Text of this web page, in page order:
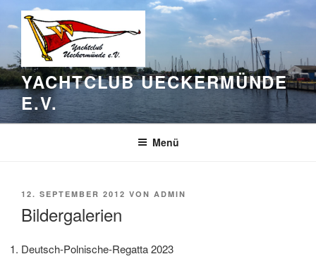
Inhalt
springen
YACHTCLUB UECKERMÜNDE
E.V.
Menü
VERÖFFENTLICHT
12. SEPTEMBER 2012 VON ADMIN
Bildergalerien
Deutsch-Polnische-Regatta 2023